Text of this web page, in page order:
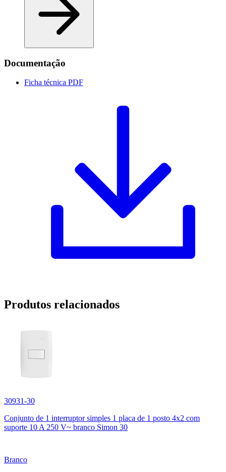
Documentação
Ficha técnica PDF
Produtos relacionados
30931-30
Conjunto de 1 interruptor simples 1 placa de 1 posto 4x2 com
suporte 10 A 250 V~ branco Simon 30
Branco